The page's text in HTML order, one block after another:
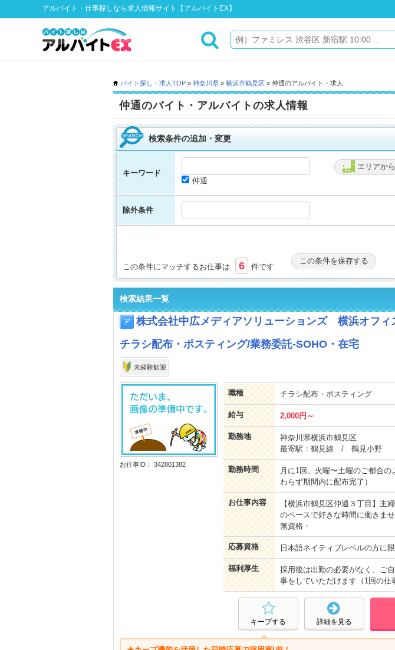
アルバイト・仕事探しなら求人情報サイト【アルバイトEX】
バイト探し・求人TOP » 神奈川県 » 横浜市鶴見区 » 仲通のアルバイト・求人
仲通のバイト・アルバイトの求人情報
検索条件の追加・変更
キーワード
エリアか
仲通
除外条件
この条件にマッチするお仕事は 6 件です
この条件を保存する
検索結果一覧
株式会社中広メディアソリューションズ 横浜オフィ
チラシ配布・ポスティング/業務委託-SOHO・在宅
未経験歓迎
お仕事ID： 342801382
職種 チラシ配布・ポスティング
給与 2,000円～
勤務地
神奈川県横浜市鶴見区
最寄駅：鶴見線 / 鶴見小野
勤務時間
月に1回、火曜〜土曜のご都合
わらず期間内に配布完了）
お仕事内容
【横浜市鶴見区仲通３丁目】主
のペースで好きな時間に働きま
無資格・
応募資格 日本語ネイティブレベルの方に
福利厚生
採用後は出勤の必要がなく、ご
事をしていただけます（1回の仕
詳細を見る
キープする